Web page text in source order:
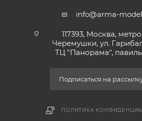
info@arma-
117393, Москва,
Черемушки, ул.
ТЦ "Панорама",
Подписаться на
ПОЛИТИКА